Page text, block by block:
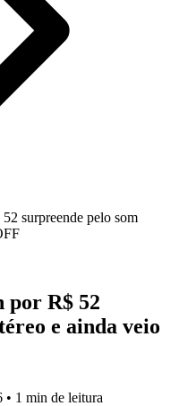
surpreende pelo som
por R$ 52
e ainda veio
• 1 min de leitura